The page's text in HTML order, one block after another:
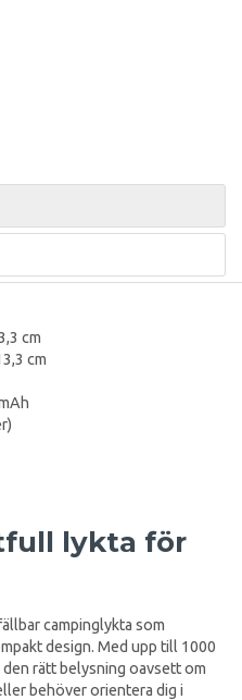
cm
cm
lykta för
campinglykta som
design. Med upp till 1000
rätt belysning oavsett om
behöver orientera dig i